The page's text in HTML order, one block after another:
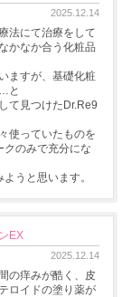
2025.12.14
法にて治療をして
かなか合う化粧品
ますが、基礎化粧
と
て見つけたDr.Re9
使っていたものを
クのみで充分にな
うと思います。
EX
2025.12.14
の痒みが酷く、皮
ロイドの塗り薬が